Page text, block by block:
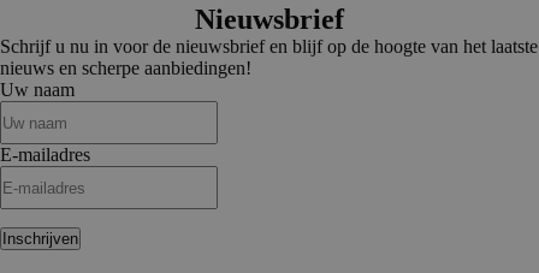
Nieuwsbrief
Schrijf u nu in voor de nieuwsbrief en blijf op de hoogte van het laatste
nieuws en scherpe aanbiedingen!
Uw naam
E-mailadres
Inschrijven